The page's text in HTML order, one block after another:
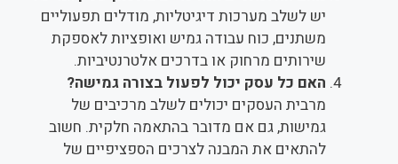
יש לשלב מערכות דיגיטליות, מודלים תפעוליים
משתנים, כוח עבודה גמיש ואופציות לאספקת
שירותים מרחוק או בדרכים אלטרנטיביות.
האם כל עסק יכול לפעול בצורה גמישה?
מרבית העסקים יכולים לשלב מרכיבים של
גמישות, גם אם מדובר בהתאמה חלקית. חשוב
להתאים את המבנה לצרכים הספציפיים של